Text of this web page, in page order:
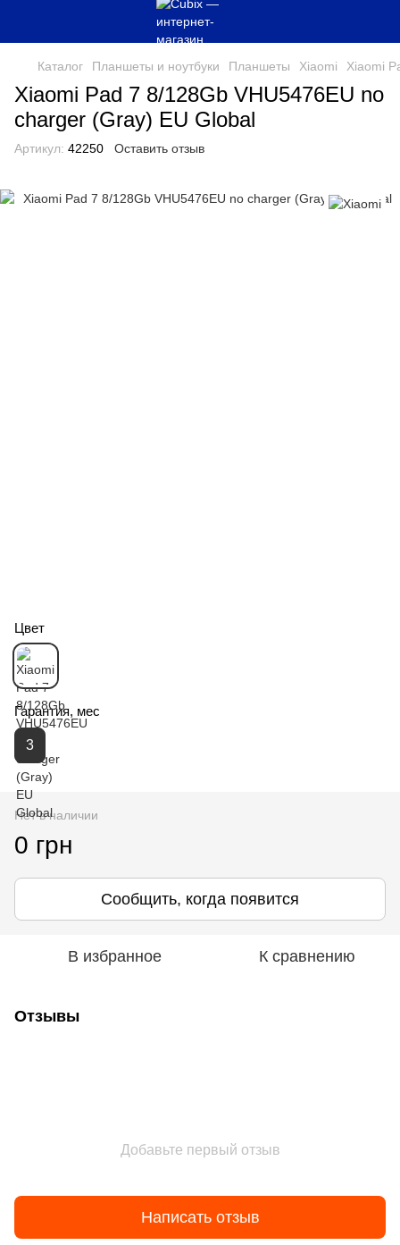
Каталог Планшеты и ноутбуки Планшеты Xiaomi Xiaomi
Xiaomi Pad 7 8/128Gb VHU5476EU no
charger (Gray) EU Global
Артикул: 42250 Оставить отзыв
Цвет
Гарантия, мес
3
Нет в наличии
0 грн
Сообщить, когда появится
В избранное К сравнению
Отзывы
Добавьте первый отзыв
Написать отзыв